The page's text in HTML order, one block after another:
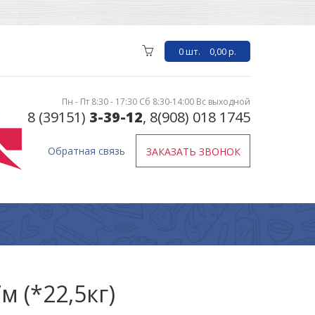
0 шт. 0,00 р.
Пн - Пт 8:30 - 17:30 Сб 8:30-14:00 Вс выходной
8 (39151) 3-39-12, 8(908) 018 1745
ЗАКАЗАТЬ ЗВОНОК
Обратная связь
(*22,5кг)